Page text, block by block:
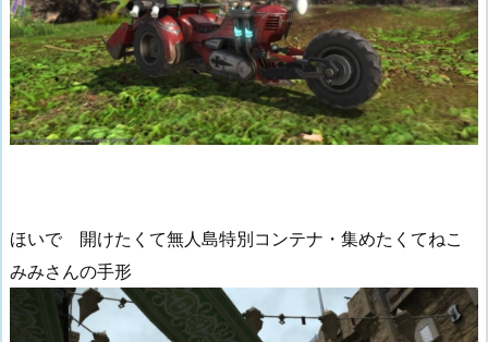
ほいで 開けたくて無人島特別コンテナ・集めたくてねこ
みみさんの手形